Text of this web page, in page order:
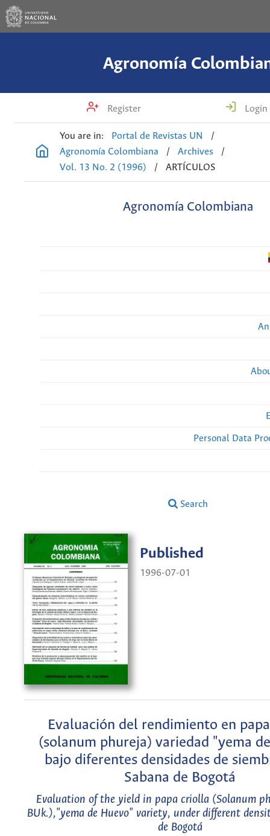
Agronomía
Register Login
You are in: Portal de Revistas UN
/
Agronomía Colombiana
/ Archives
/
Vol. 13 No. 2 (1996)
/ ARTÍCULOS
Agronomía Colombiana
Personal Data
Search
Published
1996-07-01
Evaluación del rendimiento en
(solanum phureja) variedad "yema
bajo diferentes densidades de
Sabana de Bogotá
Evaluation of the yield in papa criolla (Solanum
BUk.),"yema de Huevo" variety, under different
de Bogotá